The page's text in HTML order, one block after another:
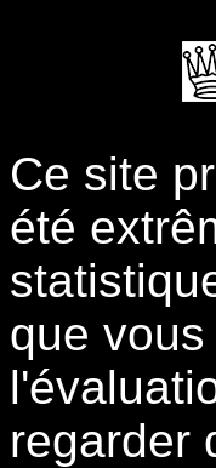
Ce site
été
que
regarder